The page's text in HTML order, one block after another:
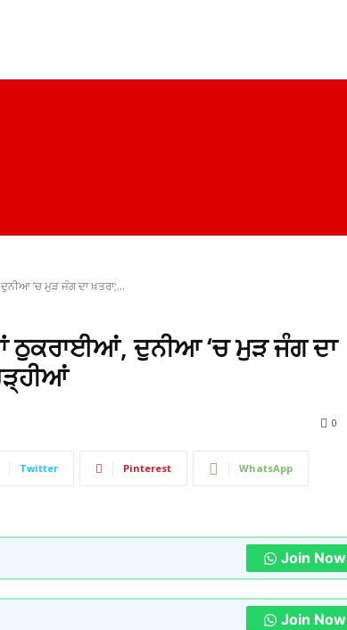
‘ਚ ਮੁੜ ਜੰਗ ਦਾ ਖ਼ਤਰਾ;...
ਠੁਕਰਾਈਆਂ, ਦੁਨੀਆ ‘ਚ ਮੁੜ ਜੰਗ ਦਾ
0
Twitter Pinterest WhatsApp
Join Now
Join Now